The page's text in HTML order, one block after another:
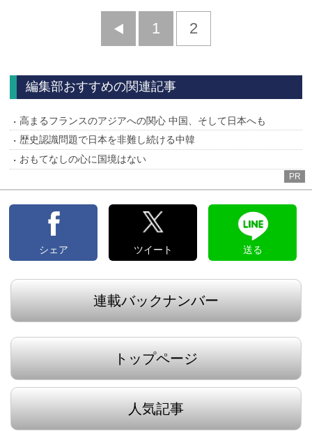
前
1 2
編集部おすすめの関連記事
高まるフランスのアジアへの関心 中国、そして日本へも
歴史認識問題で日本を非難し続ける中韓
おもてなしの心に国境はない
PR
シェア ツイート 送る
連載バックナンバー
トップページ
人気記事